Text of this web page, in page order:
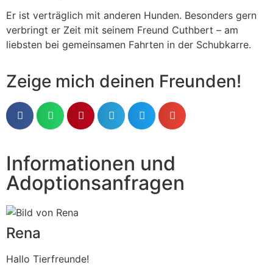
Er ist verträglich mit anderen Hunden. Besonders gern
verbringt er Zeit mit seinem Freund Cuthbert – am
liebsten bei gemeinsamen Fahrten in der Schubkarre.
Zeige mich deinen Freunden!
Informationen und
Adoptionsanfragen
Rena
Hallo Tierfreunde!